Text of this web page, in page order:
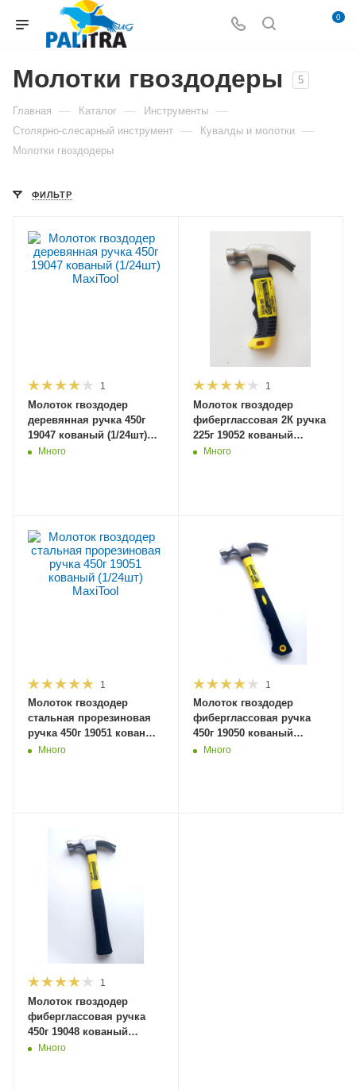
0
Молотки гвоздодеры 5
Главная — Каталог — Инструменты —
Столярно-слесарный инструмент — Кувалды и молотки —
Молотки гвоздодеры
ФИЛЬТР
1
Молоток гвоздодер
деревянная ручка 450г
19047 кованый (1/24шт)
MaxiTool
Много
1
Молоток гвоздодер
фиберглассовая 2К ручка
225г 19052 кованый
(1/24шт) MaxiToolProf
Много
1
Молоток гвоздодер
стальная прорезиновая
ручка 450г 19051 кованый
(1/24шт) MaxiTool
Много
1
Молоток гвоздодер
фиберглассовая ручка
450г 19050 кованый
усилен конструкция
Много
1
Молоток гвоздодер
фиберглассовая ручка
450г 19048 кованый
(1/24шт) MaxiTool
Много